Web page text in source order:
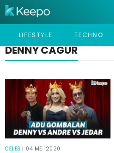
LIFESTYLE TECHNO
DENNY CAGUR
CELEB | 04 MEI 2020